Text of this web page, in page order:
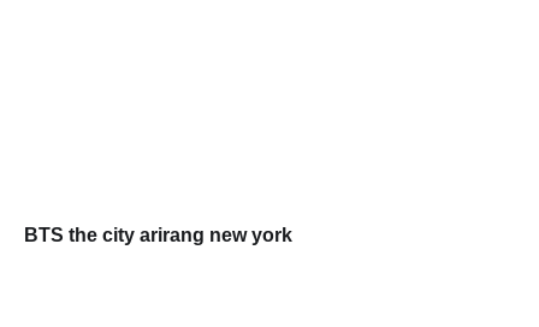
BTS the city arirang new york